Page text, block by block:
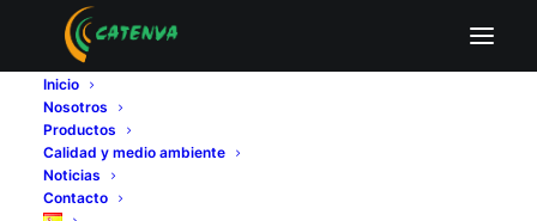
Inicio
Nosotros
Productos
Calidad y medio ambiente
Noticias
Contacto
Aplicaciones y usos
del tablero
contrachapado de